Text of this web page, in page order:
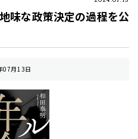
味な政策決定の過程を公
07月13日